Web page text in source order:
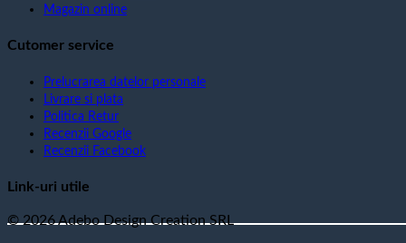
Magazin online
Cutomer service
Prelucrarea datelor personale
Livrare si plata
Politica Retur
Recenzii Google
Recenzii Facebook
Link-uri utile
© 2026 Adebo Design Creation SRL